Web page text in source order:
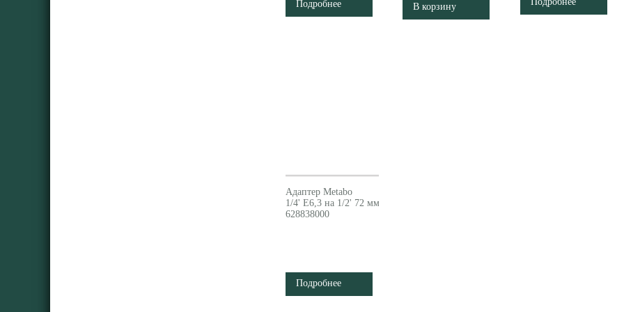
Подробнее В корзину
Адаптер Metabo
1/4' E6,3 на 1/2' 72 мм
628838000
Подробнее